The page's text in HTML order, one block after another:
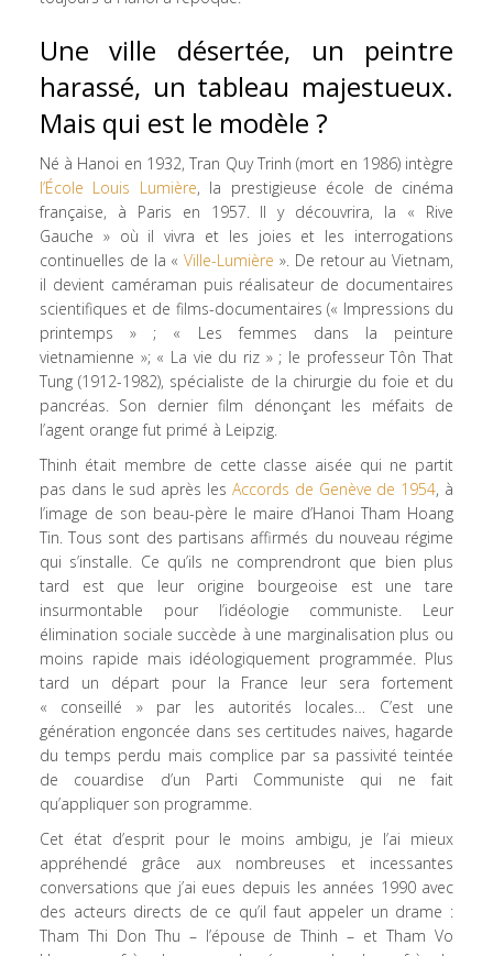
Une ville désertée, un peintre
harassé, un tableau majestueux.
Mais qui est le modèle ?
Né à Hanoi en 1932, Tran Quy Trinh (mort en 1986) intègre
l’École Louis Lumière, la prestigieuse école de cinéma
française, à Paris en 1957. Il y découvrira, la « Rive
Gauche » où il vivra et les joies et les interrogations
continuelles de la «Ville-Lumière ». De retour au Vietnam,
il devient caméraman puis réalisateur de documentaires
scientifiques et de films-documentaires (« Impressions du
printemps » ; « Les femmes dans la peinture
vietnamienne »; « La vie du riz » ; le professeur Tôn That
Tung (1912-1982), spécialiste de la chirurgie du foie et du
pancréas. Son dernier film dénonçant les méfaits de
l’agent orange fut primé à Leipzig.
Thinh était membre de cette classe aisée qui ne partit
pas dans le sud après les Accords de Genève de 1954, à
l’image de son beau-père le maire d’Hanoi Tham Hoang
Tin. Tous sont des partisans affirmés du nouveau régime
qui s’installe. Ce qu’ils ne comprendront que bien plus
tard est que leur origine bourgeoise est une tare
insurmontable pour l’idéologie communiste. Leur
élimination sociale succède à une marginalisation plus ou
moins rapide mais idéologiquement programmée. Plus
tard un départ pour la France leur sera fortement
« conseillé » par les autorités locales… C’est une
génération engoncée dans ses certitudes naives, hagarde
du temps perdu mais complice par sa passivité teintée
de couardise d’un Parti Communiste qui ne fait
qu’appliquer son programme.
Cet état d’esprit pour le moins ambigu, je l’ai mieux
appréhendé grâce aux nombreuses et incessantes
conversations que j’ai eues depuis les années 1990 avec
des acteurs directs de ce qu’il faut appeler un drame :
Tham Thi Don Thu – l’épouse de Thinh – et Tham Vo